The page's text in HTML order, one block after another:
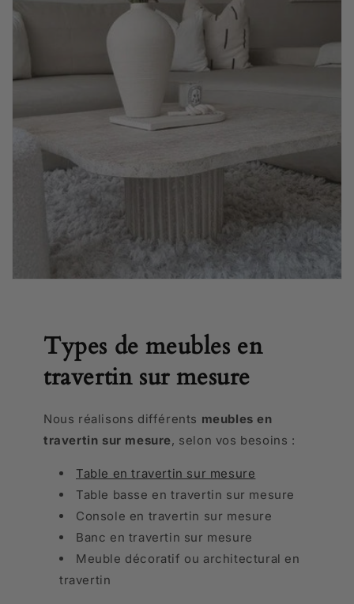
Types de meubles en
travertin sur mesure
Nous réalisons différents meubles en
travertin sur mesure, selon vos besoins :
Table en travertin sur mesure
Table basse en travertin sur mesure
Console en travertin sur mesure
Banc en travertin sur mesure
Meuble décoratif ou architectural en
travertin